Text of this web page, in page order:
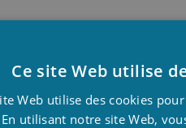
des algues il y a
fois par semaine.
Ce site Web utilise
Web utilise des cookies
utilisant notre site Web,